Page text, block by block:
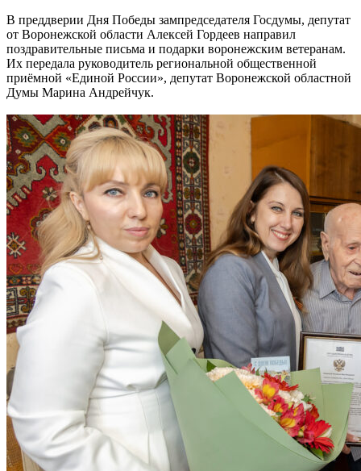
В преддверии Дня Победы зампредседателя Госдумы, депутат
от Воронежской области Алексей Гордеев направил
поздравительные письма и подарки воронежским ветеранам.
Их передала руководитель региональной общественной
приёмной «Единой России», депутат Воронежской областной
Думы Марина Андрейчук.